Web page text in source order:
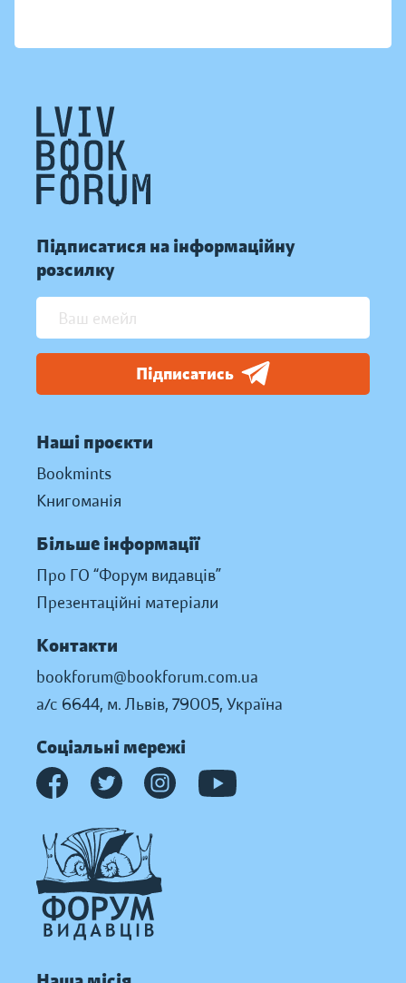
Підписатися на інформаційну
розсилку
Підписатись
Наші проєкти
Bookmints
Книгоманія
Більше інформації
Про ГО “Форум видавців”
Презентаційні матеріали
Контакти
bookforum@bookforum.com.ua
а/с 6644, м. Львів, 79005, Україна
Соціальні мережі